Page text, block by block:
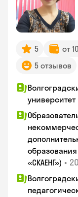
5 от
5 отзывов
университет
образования
«СКАЕНГ») •